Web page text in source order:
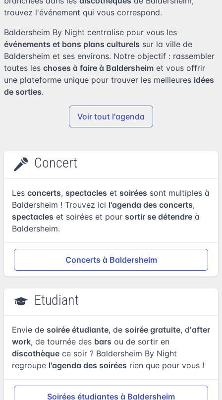
trouvez l'événement qui vous correspond.
Baldersheim By Night centralise pour vous les
événements et bons plans culturels sur la ville de
Baldersheim et ses environs. Notre objectif : rassembler
toutes les choses à faire à Baldersheim et vous offrir
une plateforme unique pour trouver les meilleures idées
de sorties.
Voir tout l'agenda
Concert
Les concerts, spectacles et soirées sont multiples à
Baldersheim ! Trouvez ici l'agenda des concerts,
spectacles et soirées et pour sortir se détendre à
Baldersheim.
Concerts à Baldersheim
Etudiant
Envie de soirée étudiante, de soirée gratuite, d'after
work, de tournée des bars ou de sortir en
discothèque ce soir ? Baldersheim By Night
regroupe l'agenda des soirées rien que pour vous !
Soirées étudiantes à Baldersheim